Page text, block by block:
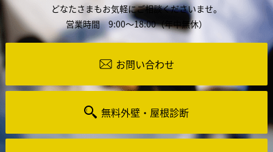
どなたさまもお気軽にご相談くださいませ。
営業時間 9:00～18:00（年中無休）
お問い合わせ
無料外壁・屋根診断